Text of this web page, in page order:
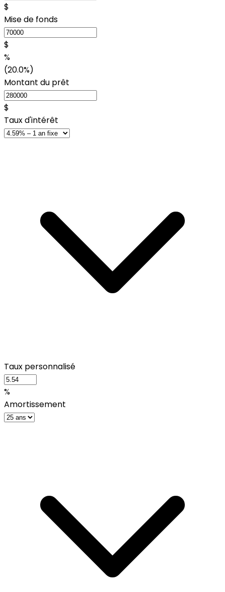
$
Mise de fonds
$
%
(20.0%)
Montant du prêt
$
Taux d'intérêt
Taux personnalisé
%
Amortissement